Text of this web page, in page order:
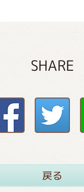
SHARE
戻る